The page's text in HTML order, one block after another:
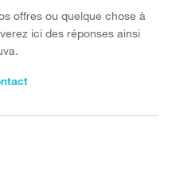
offres ou quelque chose à
ici des réponses ainsi